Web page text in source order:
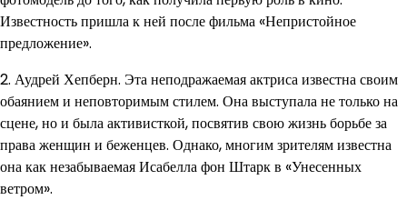
Известность пришла к ней после фильма «Непристойное
предложение».
2. Аудрей Хепберн. Эта неподражаемая актриса известна своим
обаянием и неповторимым стилем. Она выступала не только на
сцене, но и была активисткой, посвятив свою жизнь борьбе за
права женщин и беженцев. Однако, многим зрителям известна
она как незабываемая Исабелла фон Штарк в «Унесенных
ветром».